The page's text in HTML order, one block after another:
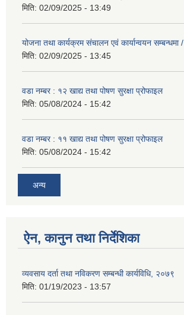
मिति: 02/09/2025 - 13:49
योजना तथा कार्यक्रम संचालन एवं कार्यान्वयन सम्बन्धमा /
मिति: 02/09/2025 - 13:45
वडा नम्बर : १२ खाद्य तथा पोषण सुरक्षा प्रोफाइल
मिति: 05/08/2024 - 15:42
वडा नम्बर : ११ खाद्य तथा पोषण सुरक्षा प्रोफाइल
मिति: 05/08/2024 - 15:42
अन्य
ऐन, कानुन तथा निर्देशिका
व्यवसाय दर्ता तथा नविकरण सम्बन्धी कार्यविधि, २०७९
मिति: 01/19/2023 - 13:57